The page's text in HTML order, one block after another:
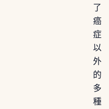
了
癌
症
以
外
的
多
種